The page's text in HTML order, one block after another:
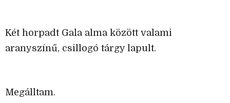
Két horpadt Gala alma között valami
aranyszínű, csillogó tárgy lapult.
Megálltam.